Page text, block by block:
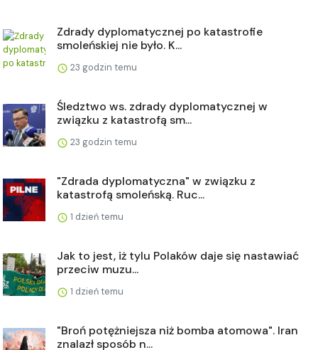
Zdrady dyplomatycznej po katastrofie
smoleńskiej nie było. K...
23 godzin temu
Śledztwo ws. zdrady dyplomatycznej w
związku z katastrofą sm...
23 godzin temu
"Zdrada dyplomatyczna" w związku z
katastrofą smoleńską. Ruc...
1 dzień temu
Jak to jest, iż tylu Polaków daje się nastawiać
przeciw muzu...
1 dzień temu
"Broń potężniejsza niż bomba atomowa". Iran
znalazł sposób n...